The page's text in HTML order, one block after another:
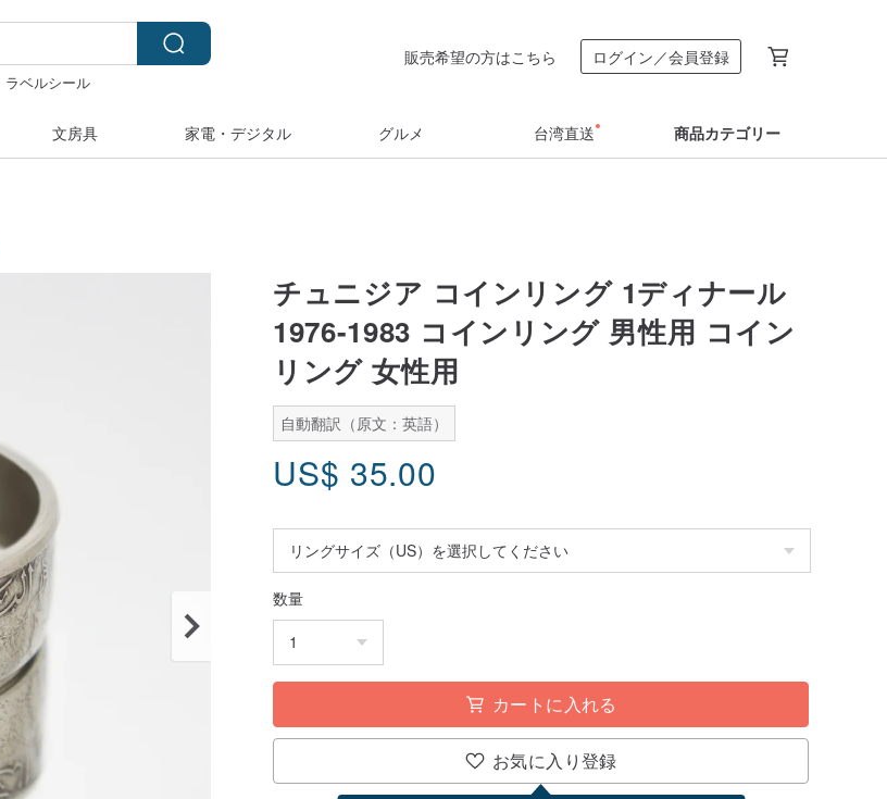
ラベルシール
販売希望の方はこちら ログイン／会員登録
文房具 家電・デジタル グルメ 台湾直送 商品カテゴリー
チュニジア コインリング 1ディナール
1976-1983 コインリング 男性用 コイン
リング 女性用
自動翻訳（原文：英語）
US$ 35.00
数量
カートに入れる
お気に入り登録